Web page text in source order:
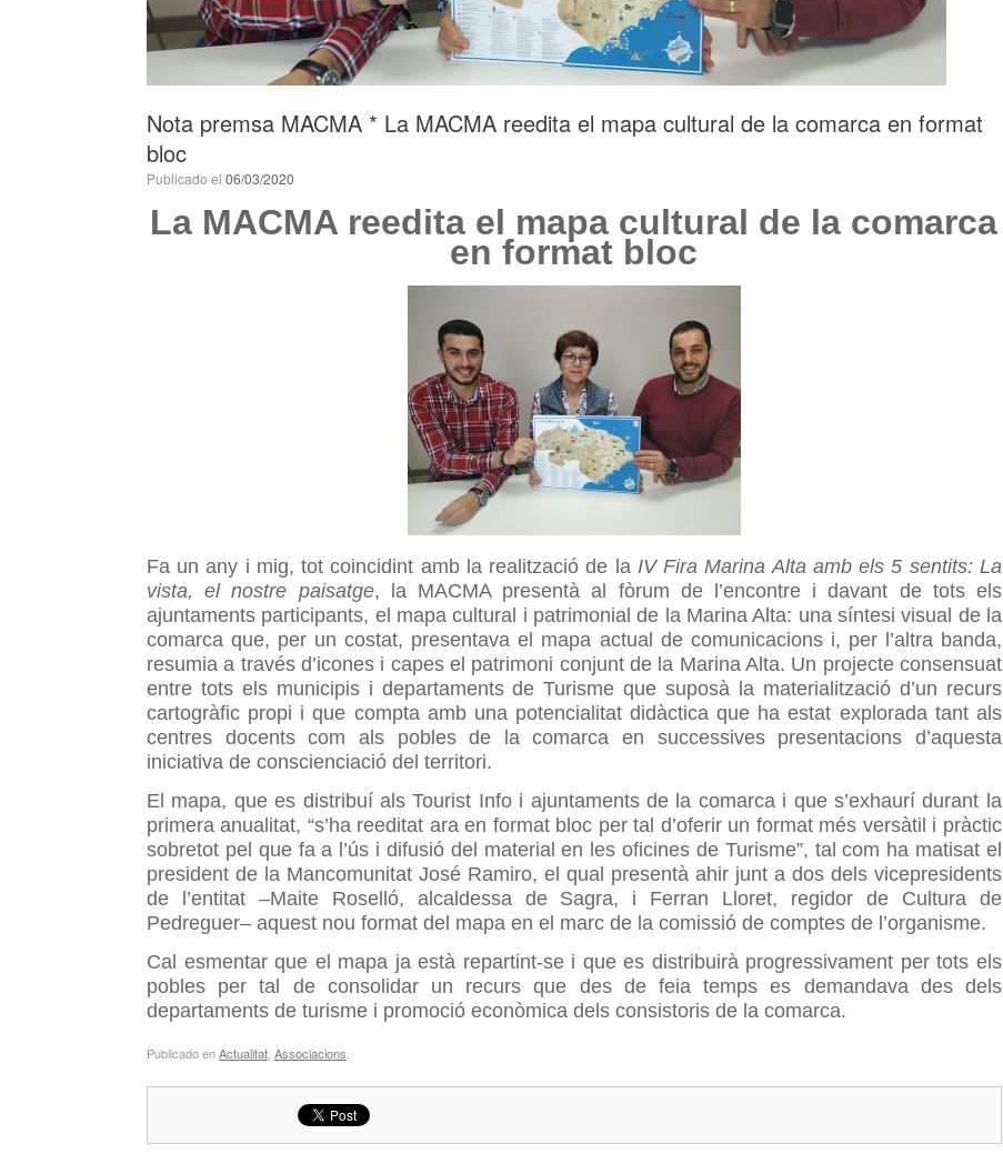
Nota premsa MACMA * La MACMA reedita el mapa cultural de la comarca en format
bloc
Publicado el 06/03/2020
La MACMA reedita el mapa cultural de la comarca
en format bloc
Fa un any i mig, tot coincidint amb la realització de la IV Fira Marina Alta amb els 5 sentits: La
vista, el nostre paisatge, la MACMA presentà al fòrum de l’encontre i davant de tots els
ajuntaments participants, el mapa cultural i patrimonial de la Marina Alta: una síntesi visual de la
comarca que, per un costat, presentava el mapa actual de comunicacions i, per l’altra banda,
resumia a través d’icones i capes el patrimoni conjunt de la Marina Alta. Un projecte consensuat
entre tots els municipis i departaments de Turisme que suposà la materialització d’un recurs
cartogràfic propi i que compta amb una potencialitat didàctica que ha estat explorada tant als
centres docents com als pobles de la comarca en successives presentacions d’aquesta
iniciativa de conscienciació del territori.
El mapa, que es distribuí als Tourist Info i ajuntaments de la comarca i que s’exhaurí durant la
primera anualitat, “s’ha reeditat ara en format bloc per tal d’oferir un format més versàtil i pràctic
sobretot pel que fa a l’ús i difusió del material en les oficines de Turisme”, tal com ha matisat el
president de la Mancomunitat José Ramiro, el qual presentà ahir junt a dos dels vicepresidents
de l’entitat –Maite Roselló, alcaldessa de Sagra, i Ferran Lloret, regidor de Cultura de
Pedreguer– aquest nou format del mapa en el marc de la comissió de comptes de l’organisme.
Cal esmentar que el mapa ja està repartint-se i que es distribuirà progressivament per tots els
pobles per tal de consolidar un recurs que des de feia temps es demandava des dels
departaments de turisme i promoció econòmica dels consistoris de la comarca.
Publicado enActualitat Associacions